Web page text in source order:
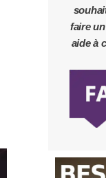
faire
aide à